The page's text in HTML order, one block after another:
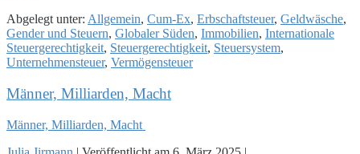
Abgelegt unter: Allgemein, Cum-Ex, Erbschaftsteuer, Geldwäsche,
Gender und Steuern, Globaler Süden, Immobilien, Internationale
Steuergerechtigkeit, Steuergerechtigkeit, Steuersystem,
Unternehmensteuer, Vermögensteuer
Männer, Milliarden, Macht
Männer, Milliarden, Macht